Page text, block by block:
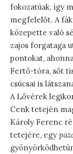
fokozatúak, így
megfelelőt. A
közepette való
zajos forgataga
pontokat,
Fertő-tóra, sőt
csúcsai is
A Lővérek
Cenk tetején
Károly Ferenc
tetejére, egy